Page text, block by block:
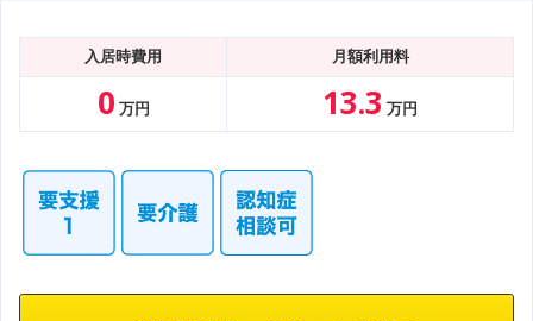
入居時費用 月額利用料
0 万円 13.3 万円